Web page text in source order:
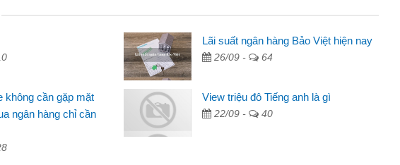
Mai Lan - Sinh viên
Tôi biết đến thông qua quảng cáo trên facebook. Tôi là
sinh viên nên cần đóng tiền nhà, sinh nhật bạn bè, mà đọc
thấy thủ tục nhanh gọn nên tôi quyết định vay
Lâm Minh Chánh
Lãi suất ngân hàng Bảo Việt hiện nay
26/09 - 64
không cần gặp mặt
ngân hàng chỉ cần
View triệu đô Tiếng anh là gì
22/09 - 40